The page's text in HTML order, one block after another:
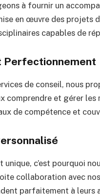
à fournir un
en œuvre des projets
capables de
Perfectionnement
de conseil, nous
comprendre et gérer
de compétence et
unique, c’est pourquoi
collaboration avec
parfaitement à leurs